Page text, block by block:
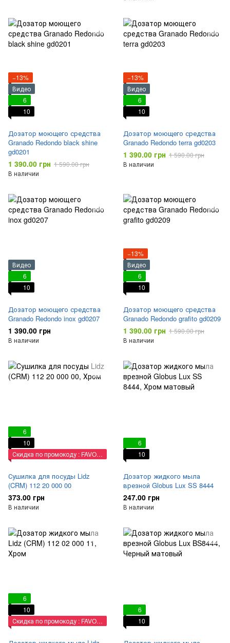
−13%
Видео
6
10
Дозатор моющего средства
Granado Redondo black shine
gd0201
1 390.00 грн 1 590.00 грн
В наличии
−13%
Видео
6
10
Дозатор моющего средства
Granado Redondo terra gd0203
1 390.00 грн 1 590.00 грн
В наличии
Видео
6
10
Дозатор моющего средства
Granado Redondo inox gd0207
1 390.00 грн
В наличии
−13%
Видео
6
10
Дозатор моющего средства
Granado Redondo grafito gd0209
1 390.00 грн 1 590.00 грн
В наличии
6
10
Скидка по промокоду : FAVORIT
Сушилка для посуды Lidz
(CRM) 112 20 000 00
373.00 грн
В наличии
6
10
Дозатор жидкого мыла
врезной Globus Lux SS 8444
247.00 грн
В наличии
6
10
Скидка по промокоду : FAVORIT
6
10